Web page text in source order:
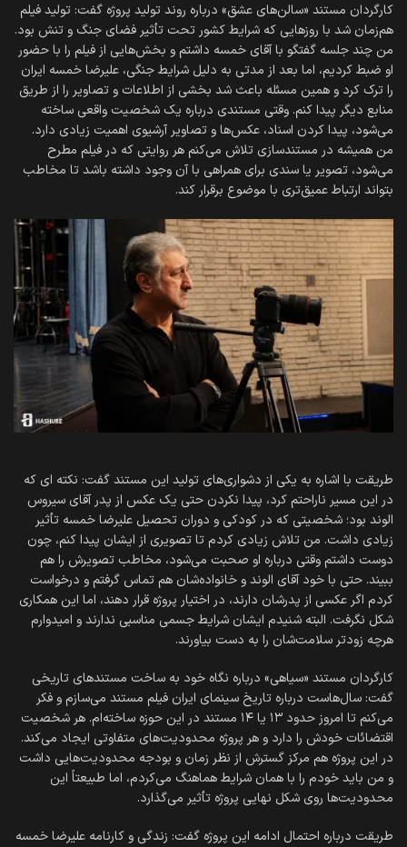
کارگردان مستند «سالن‌های عشق» درباره روند تولید پروژه گفت: تولید فیلم
هم‌زمان شد با روزهایی که شرایط کشور تحت تأثیر فضای جنگ و تنش بود.
من چند جلسه گفتگو با آقای خمسه داشتم و بخش‌هایی از فیلم را با حضور
او ضبط کردیم، اما بعد از مدتی به دلیل شرایط جنگی، علیرضا خمسه ایران
را ترک کرد و همین مسئله باعث شد بخشی از اطلاعات و تصاویر را از طریق
منابع دیگر پیدا کنم. وقتی مستندی درباره یک شخصیت واقعی ساخته
می‌شود، پیدا کردن اسناد، عکس‌ها و تصاویر آرشیوی اهمیت زیادی دارد.
من همیشه در مستندسازی تلاش می‌کنم هر روایتی که در فیلم مطرح
می‌شود، تصویر یا سندی برای همراهی با آن وجود داشته باشد تا مخاطب
بتواند ارتباط عمیق‌تری با موضوع برقرار کند.
طریقت با اشاره به یکی از دشواری‌های تولید این مستند گفت: نکته ای که
در این مسیر ناراحتم کرد، پیدا نکردن حتی یک عکس از پدر آقای سیروس
الوند بود؛ شخصیتی که در کودکی و دوران تحصیل علیرضا خمسه تأثیر
زیادی داشت. من تلاش زیادی کردم تا تصویری از ایشان پیدا کنم، چون
دوست داشتم وقتی درباره او صحبت می‌شود، مخاطب تصویرش را هم
ببیند. حتی با خود آقای الوند و خانواده‌شان هم تماس گرفتم و درخواست
کردم اگر عکسی از پدرشان دارند، در اختیار پروژه قرار دهند، اما این همکاری
شکل نگرفت. البته شنیدم ایشان شرایط جسمی مناسبی ندارند و امیدوارم
هرچه زودتر سلامت‌شان را به دست بیاورند.
کارگردان مستند «سیاهی» درباره نگاه خود به ساخت مستندهای تاریخی
گفت: سال‌هاست درباره تاریخ سینمای ایران فیلم مستند می‌سازم و فکر
می‌کنم تا امروز حدود ۱۳ یا ۱۴ مستند در این حوزه ساخته‌ام. هر شخصیت
اقتضائات خودش را دارد و هر پروژه محدودیت‌های متفاوتی ایجاد می‌کند.
در این پروژه هم مرکز گسترش از نظر زمان و بودجه محدودیت‌هایی داشت
و من باید خودم را با همان شرایط هماهنگ می‌کردم، اما طبیعتاً این
محدودیت‌ها روی شکل نهایی پروژه تأثیر می‌گذارد.
طریقت درباره احتمال ادامه این پروژه گفت: زندگی و کارنامه علیرضا خمسه